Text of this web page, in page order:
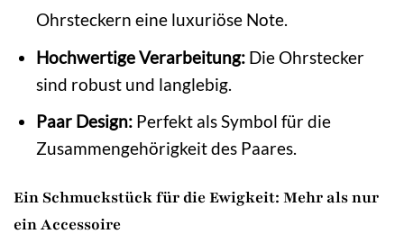
Ohrsteckern eine luxuriöse Note.
Hochwertige Verarbeitung:Die Ohrstecker
sind robust und langlebig.
Paar Design:Perfekt als Symbol für die
Zusammengehörigkeit des Paares.
Ein Schmuckstück für die Ewigkeit: Mehr als nur
ein Accessoire